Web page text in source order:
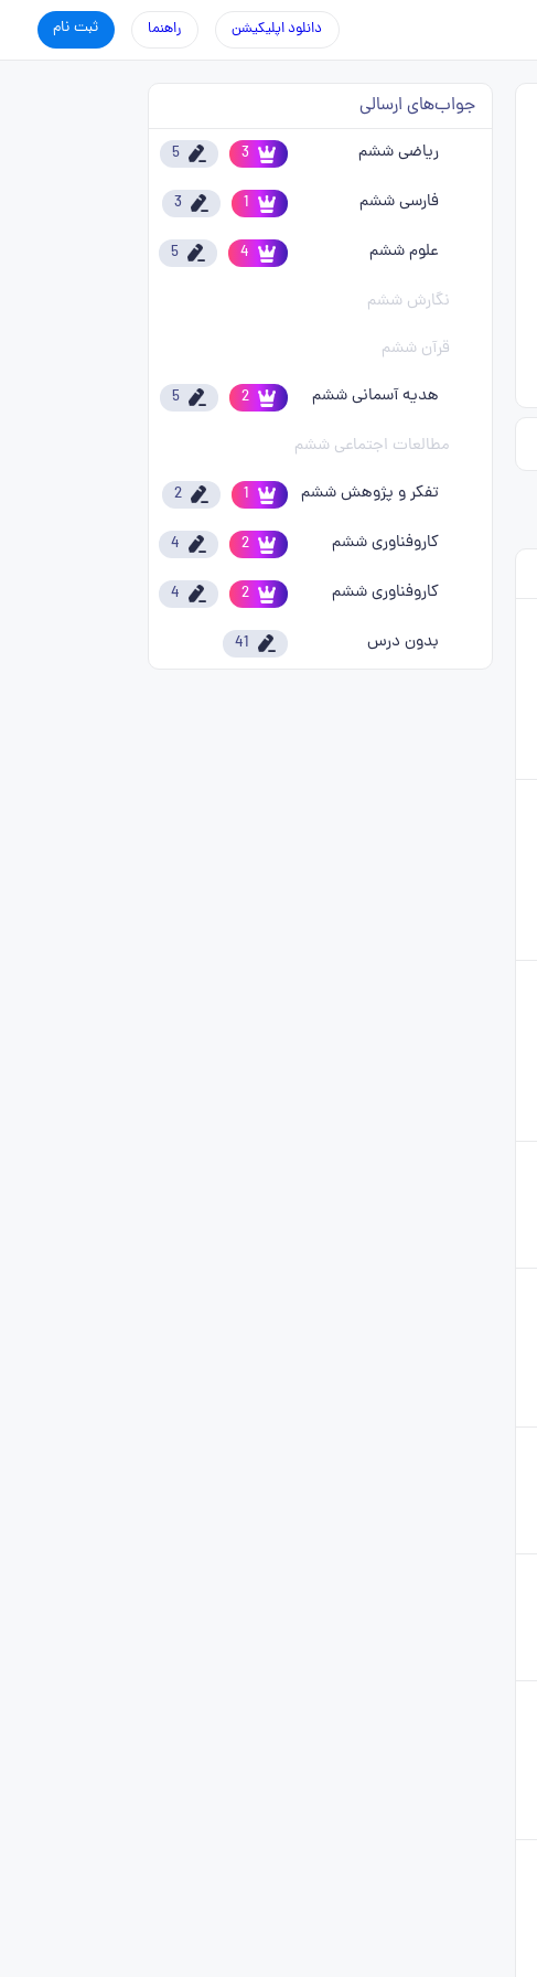
ثبت نام راهنما دانلود اپلیکیشن
جواب‌های ارسالی
ریاضی ششم 3
5
فارسی ششم 1
3
علوم ششم 4
5
نگارش ششم
قرآن ششم
هدیه آسمانی ششم
2
5
مطالعات اجتماعی ششم
تفکر و پژوهش ششم
1
2
کاروفناوری ششم 2
4
کاروفناوری ششم 2
4
بدون درس 41